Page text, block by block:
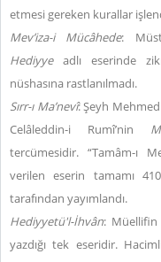
etmesi gereken kurallar
Mev’iza-i Mücâhede:
Hediyyeadlı eserinde
nüshasına rastlanılmadı.
Sırr-ı Ma’nevî: Şeyh Mehmed
Celâleddin-i Rumî’nin
tercümesidir. “Tamâm-ı
verilen eserin tamamı
tarafından yayımlandı.
Hediyyetü'l-İhvân: Müellifin
yazdığı tek eseridir.